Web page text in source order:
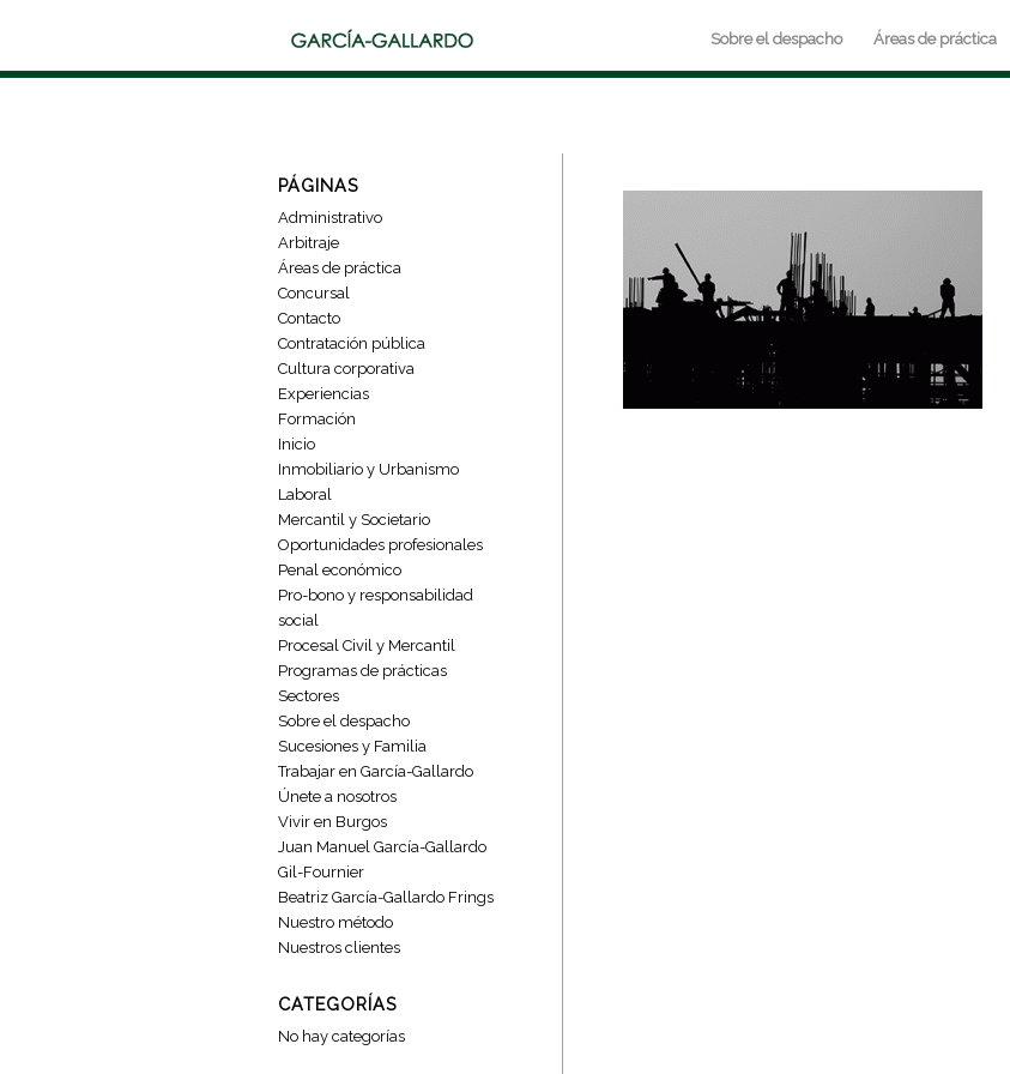
Sobre el despacho Áreas de práctica
PÁGINAS
Administrativo
Arbitraje
Áreas de práctica
Concursal
Contacto
Contratación pública
Cultura corporativa
Experiencias
Formación
Inicio
Inmobiliario y Urbanismo
Laboral
Mercantil y Societario
Oportunidades profesionales
Penal económico
Pro-bono y responsabilidad
social
Procesal Civil y Mercantil
Programas de prácticas
Sectores
Sobre el despacho
Sucesiones y Familia
Trabajar en García-Gallardo
Únete a nosotros
Vivir en Burgos
Juan Manuel García-Gallardo
Gil-Fournier
Beatriz García-Gallardo Frings
Nuestro método
Nuestros clientes
CATEGORÍAS
No hay categorías